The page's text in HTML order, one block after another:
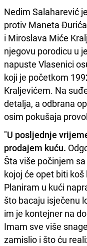
Nedim Salaharević
protiv Maneta
i Miroslava Miće
njegovu porodicu u
napuste Vlasenici
koji je početkom
Kraljevićem. Na
detalja, a odbrana
osim pokušaja
"U posljednje
prodajem kuću.
Šta više počinjem
kojoj će opet biti
Planiram u kući
što bacaju isječenu
im je kontejner na
Imam sve više
zamislio i što ću